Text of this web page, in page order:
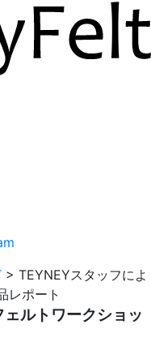
> TEYNEYスタッフによ
レポート
ルトワークショッ